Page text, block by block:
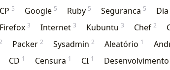
5 Google 5 Ruby 5 Seguranca 5
Firefox 3 Internet 3 Kubuntu 3 Chef 2
Packer 2 Sysadmin 2 Aleatório 1
CD 1 Censura 1 CI 1 Desenvolvimento